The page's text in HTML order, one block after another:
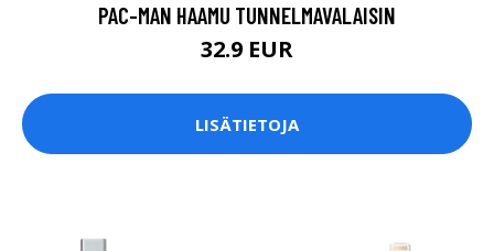
PAC-MAN HAAMU TUNNELMAVALAISIN
32.9 EUR
LISÄTIETOJA